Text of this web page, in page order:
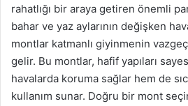
rahatlığı bir araya getiren önemli
bahar ve yaz aylarının değişken
montlar katmanlı giyinmenin
gelir. Bu montlar, hafif yapıları
havalarda koruma sağlar hem de
kullanım sunar. Doğru bir mont